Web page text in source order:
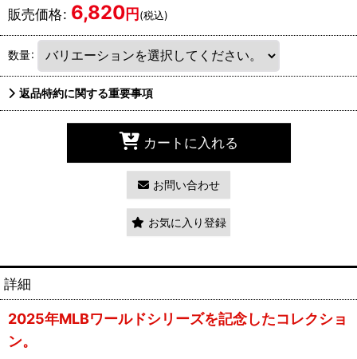
販売価格: 6,820円(税込)
数量:
返品特約に関する重要事項
カートに入れる
お問い合わせ
お気に入り登録
詳細
2025年MLBワールドシリーズを記念したコレクショ
ン。